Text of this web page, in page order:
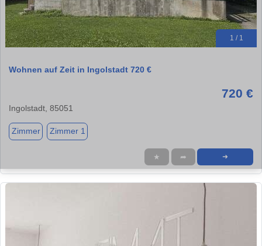
1 / 1
Wohnen auf Zeit in Ingolstadt 720 €
720 €
Ingolstadt, 85051
Zimmer Zimmer 1
★ ➦ ➜